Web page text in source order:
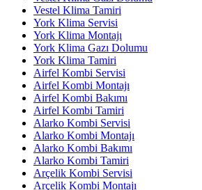
Vestel Klima Tamiri
York Klima Servisi
York Klima Montajı
York Klima Gazı Dolumu
York Klima Tamiri
Airfel Kombi Servisi
Airfel Kombi Montajı
Airfel Kombi Bakımı
Airfel Kombi Tamiri
Alarko Kombi Servisi
Alarko Kombi Montajı
Alarko Kombi Bakımı
Alarko Kombi Tamiri
Arçelik Kombi Servisi
Arçelik Kombi Montajı